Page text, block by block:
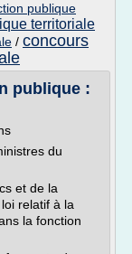
publique
territoriale
/ concours
publique :
du
et de la
relatif à la
la fonction